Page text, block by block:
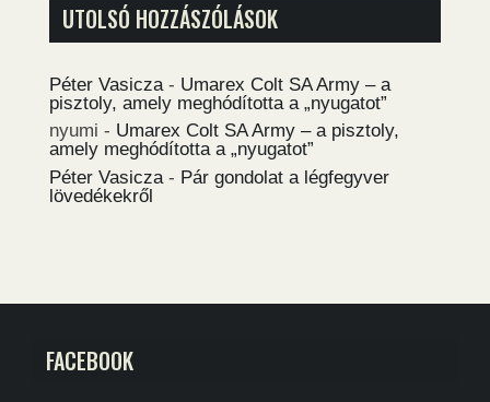
UTOLSÓ HOZZÁSZÓLÁSOK
Péter Vasicza - Umarex Colt SA Army – a
pisztoly, amely meghódította a „nyugatot”
nyumi - Umarex Colt SA Army – a pisztoly,
amely meghódította a „nyugatot”
Péter Vasicza - Pár gondolat a légfegyver
lövedékekről
FACEBOOK